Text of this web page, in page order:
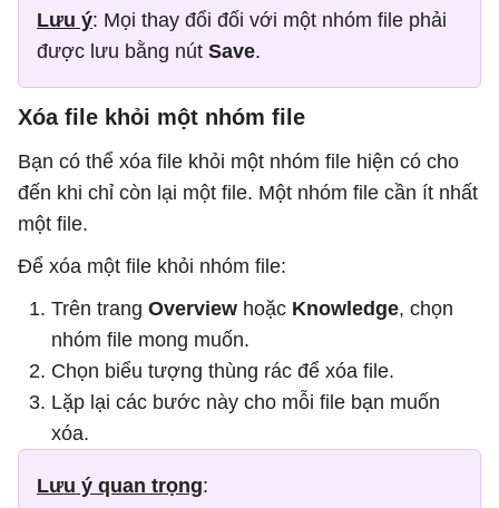
Lưu ý: Mọi thay đổi đối với một nhóm file phải
được lưu bằng nút Save.
Xóa file khỏi một nhóm file
Bạn có thể xóa file khỏi một nhóm file hiện có cho
đến khi chỉ còn lại một file. Một nhóm file cần ít nhất
một file.
Để xóa một file khỏi nhóm file:
Trên trang Overview hoặc Knowledge, chọn
nhóm file mong muốn.
Chọn biểu tượng thùng rác để xóa file.
Lặp lại các bước này cho mỗi file bạn muốn
xóa.
Lưu ý quan trọng: